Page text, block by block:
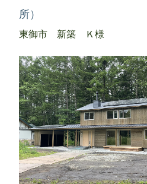
所）
東御市 新築 Ｋ様